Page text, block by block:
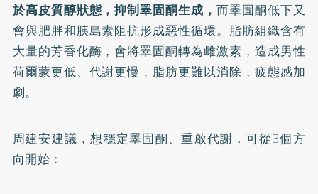
於高皮質醇狀態，抑制睪固酮生成， 而睪固酮低下又
會與肥胖和胰島素阻抗形成惡性循環。脂肪組織含有
大量的芳香化酶，會將睪固酮轉為雌激素，造成男性
荷爾蒙更低、代謝更慢，脂肪更難以消除，疲態感加
劇。
周建安建議，想穩定睪固酮、重啟代謝，可從3個方
向開始：